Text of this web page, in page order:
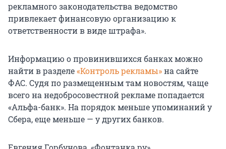
рекламного законодательства ведомство
привлекает финансовую организацию к
ответственности в виде штрафа».
Информацию о провинившихся банках можно
найти в разделе«Контроль рекламы»на сайте
ФАС. Судя по размещенным там новостям, чаще
всего на недобросовестной рекламе попадается
«Альфа-банк». На порядок меньше упоминаний у
Сбера, еще меньше — у других банков.